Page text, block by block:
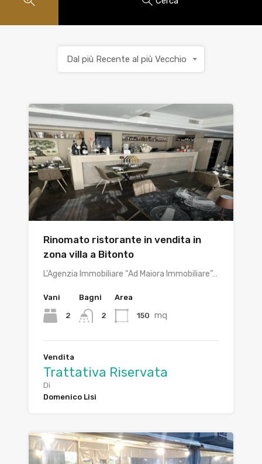
Dal più Recente al più Vecchio
Rinomato ristorante in vendita in
zona villa a Bitonto
L’Agenzia Immobiliare “Ad Maiora Immobiliare”…
Vani
2
Bagni
2
Area
150 mq
Vendita
Trattativa Riservata
Di
Domenico Lisi